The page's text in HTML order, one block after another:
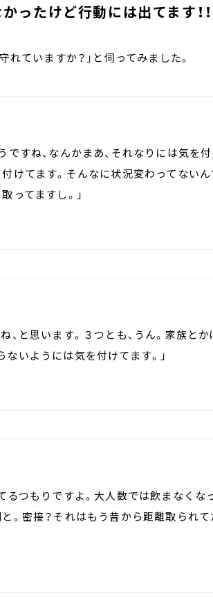
ったけど行動には出てます！！
れていますか？」と伺ってみました。
ですね、なんかまあ、それなりには気を
付けてます。そんなに状況変わってない
ってますし。」
、と思います。３つとも、うん。家族と
いようには気を付けてます。」
るつもりですよ。大人数では飲まなくな
と。密接？それはもう昔から距離取られ